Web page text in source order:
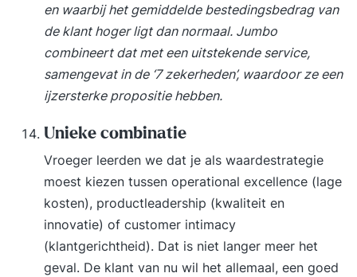
en waarbij het gemiddelde bestedingsbedrag van
de klant hoger ligt dan normaal. Jumbo
combineert dat met een uitstekende service,
samengevat in de ‘7 zekerheden’, waardoor ze een
ijzersterke propositie hebben.
Unieke combinatie
Vroeger leerden we dat je als waardestrategie
moest kiezen tussen operational excellence (lage
kosten), productleadership (kwaliteit en
innovatie) of customer intimacy
(klantgerichtheid). Dat is niet langer meer het
geval. De klant van nu wil het allemaal, een goed